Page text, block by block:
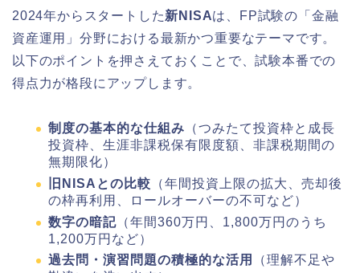
2024年からスタートした新NISAは、FP試験の「金融
資産運用」分野における最新かつ重要なテーマです。
以下のポイントを押さえておくことで、試験本番での
得点力が格段にアップします。
制度の基本的な仕組み （つみたて投資枠と成長
投資枠、生涯非課税保有限度額、非課税期間の
無期限化）
旧NISAとの比較 （年間投資上限の拡大、売却後
の枠再利用、ロールオーバーの不可など）
数字の暗記 （年間360万円、1,800万円のうち
1,200万円など）
過去問・演習問題の積極的な活用
（理解不足や